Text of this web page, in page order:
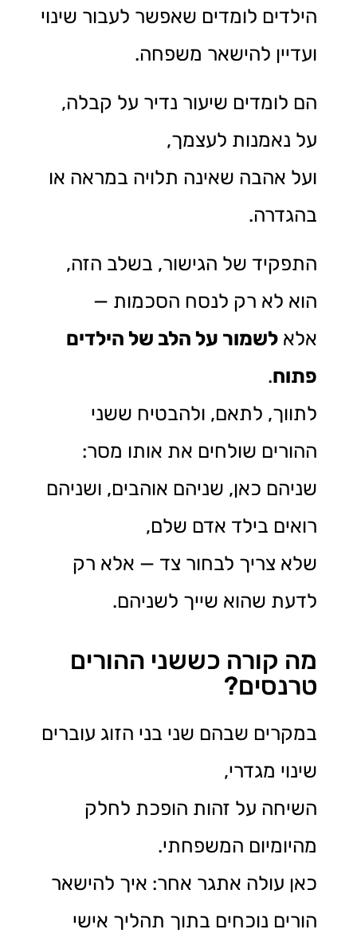
הילדים לומדים שאפשר לעבור שינוי
ועדיין להישאר משפחה.
הם לומדים שיעור נדיר על קבלה,
על נאמנות לעצמך,
ועל אהבה שאינה תלויה במראה או
בהגדרה.
התפקיד של הגישור, בשלב הזה,
הוא לא רק לנסח הסכמות —
אלא לשמור על הלב של הילדים
פתוח.
לתווך, לתאם, ולהבטיח ששני
ההורים שולחים את אותו מסר:
שניהם כאן, שניהם אוהבים, ושניהם
רואים בילד אדם שלם,
שלא צריך לבחור צד — אלא רק
לדעת שהוא שייך לשניהם.
מה קורה כששני ההורים
טרנסים?
במקרים שבהם שני בני הזוג עוברים
שינוי מגדרי,
השיחה על זהות הופכת לחלק
מהיומיום המשפחתי.
כאן עולה אתגר אחר: איך להישאר
הורים נוכחים בתוך תהליך אישי